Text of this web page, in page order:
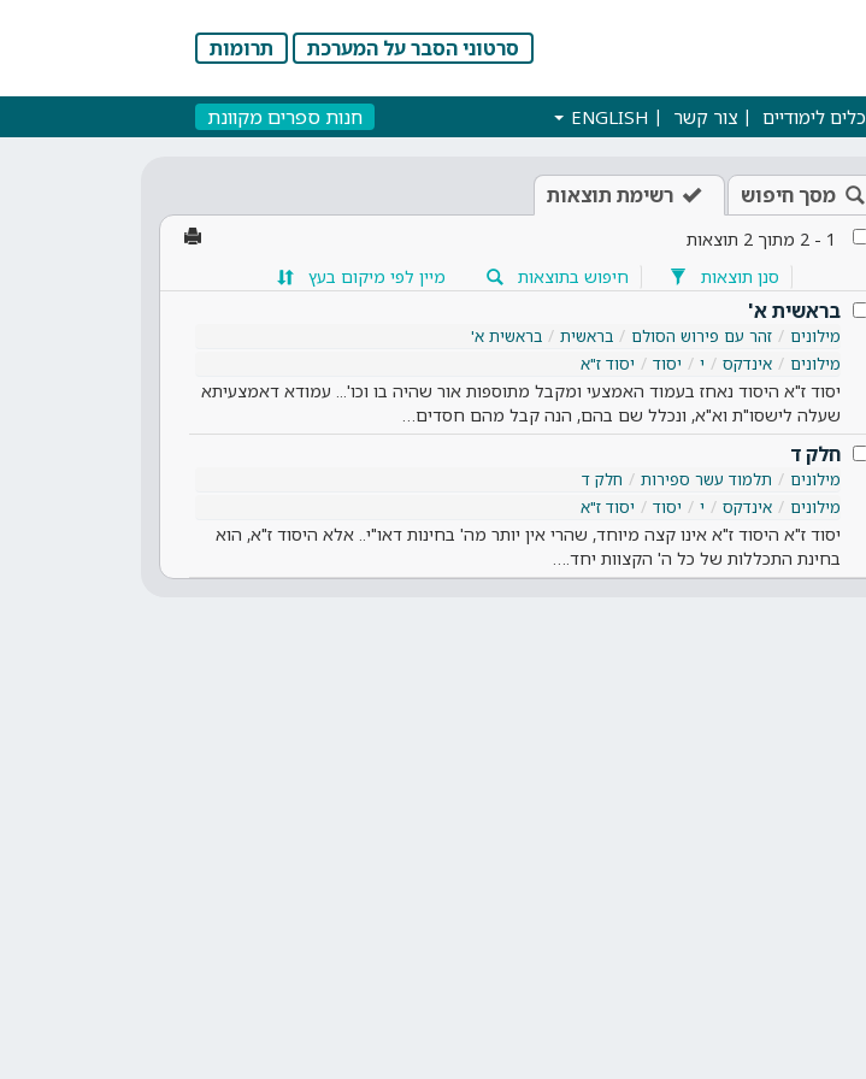
סרטוני הסבר על המערכת תרומות
כלים לימודיים צור קשר ENGLISH חנות ספרים מקוונת
מסך חיפוש רשימת תוצאות
1
-
2 מתוך 2 תוצאות
סנן תוצאות
חיפוש בתוצאות מיין לפי מיקום בעץ
בראשית א'
מילונים זהר עם פירוש הסולם בראשית
בראשית א'
מילונים
אינדקס י יסוד יסוד ז"א
יסוד ז"א היסוד נאחז בעמוד האמצעי ומקבל מתוספות אור שהיה בו וכו'... עמודא דאמצעיתא
שעלה לישסו"ת וא"א, ונכלל שם בהם, הנה קבל מהם חסדים…
חלק ד
מילונים תלמוד עשר ספירות
חלק ד
מילונים
אינדקס י יסוד יסוד ז"א
יסוד ז"א היסוד ז"א אינו קצה מיוחד, שהרי אין יותר מה' בחינות דאו"י.. אלא היסוד ז"א, הוא
בחינת התכללות של כל ה' הקצוות יחד.…